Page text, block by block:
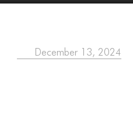
December 13, 2024